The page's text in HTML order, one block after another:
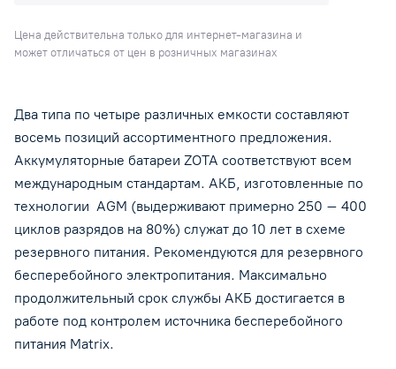
Цена действительна только для интернет-магазина и
может отличаться от цен в розничных магазинах
Два типа по четыре различных емкости составляют
восемь позиций ассортиментного предложения.
Аккумуляторные батареи ZOTA соответствуют всем
международным стандартам. АКБ, изготовленные по
технологии AGM (выдерживают примерно 250 – 400
циклов разрядов на 80%) служат до 10 лет в схеме
резервного питания. Рекомендуются для резервного
бесперебойного электропитания. Максимально
продолжительный срок службы АКБ достигается в
работе под контролем источника бесперебойного
питания Matrix.